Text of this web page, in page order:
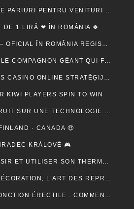
JOCURI ELECTRONICE PARIURI PENTRU VENITURI SUPLIMENTARE – RO 🍾
DE 1 LIRĂ ❤ ÎN ROMÂNIA 🍀
CAZINOUL CROCCO — OFICIAL ÎN ROMÂNIA REGISTER FREE
GRAND NOUNOURS : LE COMPAGNON GÉANT QUI FAIT FONDRE TOUS LES CŒURS
KĀ IZMANTOT FENIKSS CASINO ONLINE STRATĒĢIJAS, LAI PALIELINĀTU IZREDZES
KIWI PLAYERS SPIN TO WIN
RNG VÉRIFIÉ CONSTRUIT SUR UNE TECHNOLOGIE SÉCURISÉE 🚀 IN NEW ZEALAND START SPINNING
· CANADA 🤑
KRÁLOVÉ 🎮
COMMENT BIEN CHOISIR ET UTILISER SON THERMOCYCLEUR AU LABORATOIRE
DE L’ÉMOTION À LA DÉCORATION, L’ART DES REPRODUCTIONS QUI DONNENT VIE À VOS MURS
PARLER DE LA DYSFONCTION ÉRECTILE : COMMENT BRISER LE TABOU ?